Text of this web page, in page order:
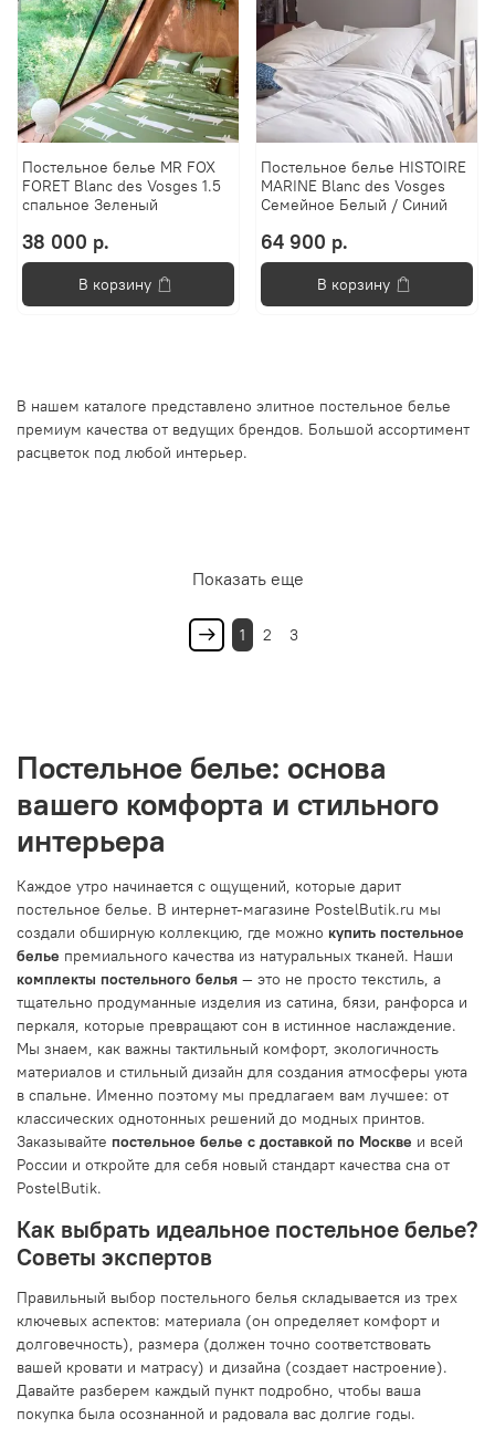
Постельное белье MR FOX
FORET Blanc des Vosges 1.5
спальное Зеленый
38 000 р.
В корзину
Постельное белье HISTOIRE
MARINE Blanc des Vosges
Семейное Белый / Синий
64 900 р.
В корзину
В нашем каталоге представлено элитное постельное белье
премиум качества от ведущих брендов. Большой ассортимент
расцветок под любой интерьер.
Показать еще
1 2 3
Постельное белье: основа
вашего комфорта и стильного
интерьера
Каждое утро начинается с ощущений, которые дарит
постельное белье. В интернет-магазине PostelButik.ru мы
создали обширную коллекцию, где можно купить постельное
белье премиального качества из натуральных тканей. Наши
комплекты постельного белья — это не просто текстиль, а
тщательно продуманные изделия из сатина, бязи, ранфорса и
перкаля, которые превращают сон в истинное наслаждение.
Мы знаем, как важны тактильный комфорт, экологичность
материалов и стильный дизайн для создания атмосферы уюта
в спальне. Именно поэтому мы предлагаем вам лучшее: от
классических однотонных решений до модных принтов.
Заказывайте постельное белье с доставкой по Москве и всей
России и откройте для себя новый стандарт качества сна от
PostelButik.
Как выбрать идеальное постельное белье?
Советы экспертов
Правильный выбор постельного белья складывается из трех
ключевых аспектов: материала (он определяет комфорт и
долговечность), размера (должен точно соответствовать
вашей кровати и матрасу) и дизайна (создает настроение).
Давайте разберем каждый пункт подробно, чтобы ваша
покупка была осознанной и радовала вас долгие годы.